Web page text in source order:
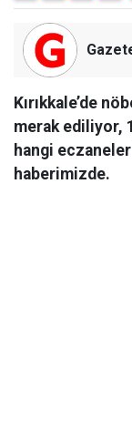
Kırıkkale’de
merak ediliyor,
hangi
haberimizde.